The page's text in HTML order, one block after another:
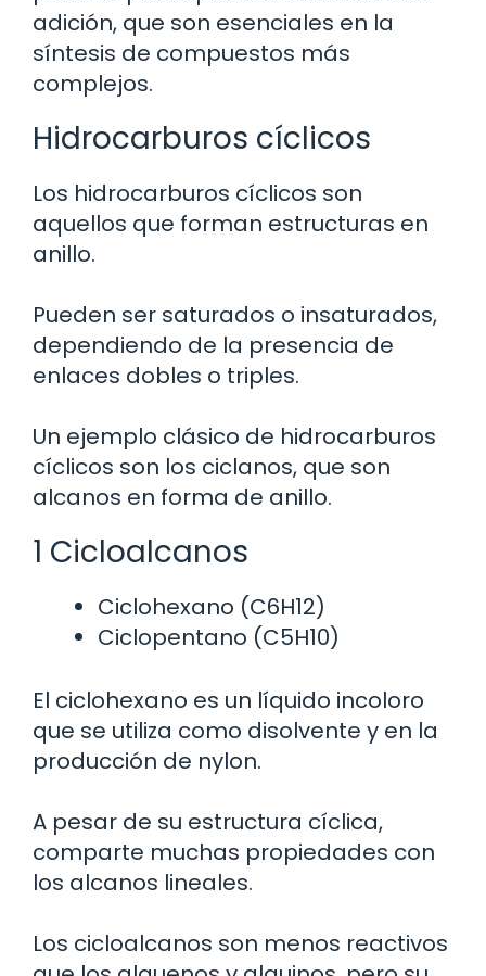
adición, que son esenciales en la
síntesis de compuestos más
complejos.
Hidrocarburos cíclicos
Los hidrocarburos cíclicos son
aquellos que forman estructuras en
anillo.
Pueden ser saturados o insaturados,
dependiendo de la presencia de
enlaces dobles o triples.
Un ejemplo clásico de hidrocarburos
cíclicos son los ciclanos, que son
alcanos en forma de anillo.
1 Cicloalcanos
Ciclohexano (C6H12)
Ciclopentano (C5H10)
El ciclohexano es un líquido incoloro
que se utiliza como disolvente y en la
producción de nylon.
A pesar de su estructura cíclica,
comparte muchas propiedades con
los alcanos lineales.
Los cicloalcanos son menos reactivos